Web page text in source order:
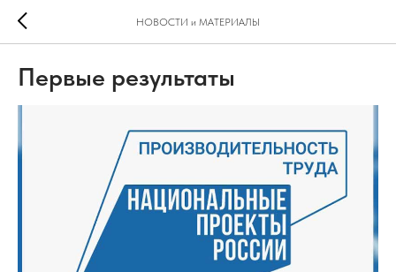
НОВОСТИ и МАТЕРИАЛЫ
Первые результаты